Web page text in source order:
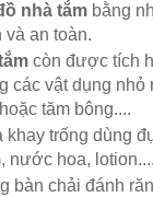
nhà tắm bằng
và an toàn.
còn được tích
các vật dụng nhỏ
tăm bông....
khay trống dùng
nước hoa, lotion....
bàn chải đánh